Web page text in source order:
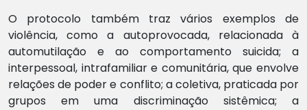
O protocolo também traz vários exemplos de
violência, como a autoprovocada, relacionada à
automutilação e ao comportamento suicida; a
interpessoal, intrafamiliar e comunitária, que envolve
relações de poder e conflito; a coletiva, praticada por
grupos em uma discriminação sistêmica; a